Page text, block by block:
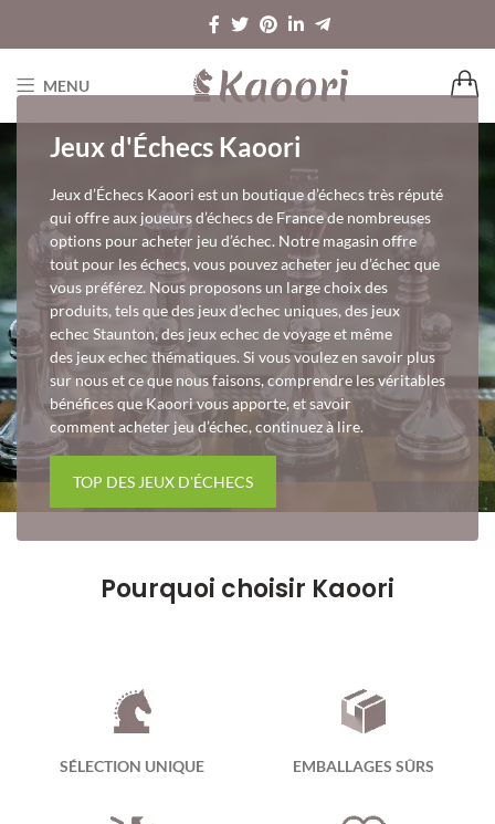
MENU
Jeux d'Échecs Kaoori
Jeux d’Échecs Kaoori est un boutique d’échecs très réputé
qui offre aux joueurs d’échecs de France de nombreuses
options pour acheter jeu d’échec. Notre magasin offre
tout pour les échecs, vous pouvez acheter jeu d’échec que
vous préférez. Nous proposons un large choix des
produits, tels que des jeux d’echec uniques, des jeux
echec Staunton, des jeux echec de voyage et même
des jeux echec thématiques. Si vous voulez en savoir plus
sur nous et ce que nous faisons, comprendre les véritables
bénéfices que Kaoori vous apporte, et savoir
comment acheter jeu d’échec, continuez à lire.
TOP DES JEUX D'ÉCHECS
Pourquoi choisir Kaoori
SÉLECTION UNIQUE EMBALLAGES SÛRS